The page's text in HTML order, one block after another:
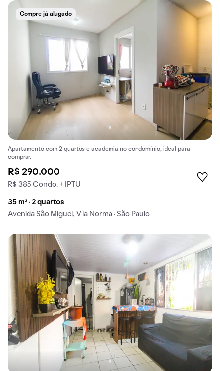
Compre já alugado
Apartamento com 2 quartos e academia no condomínio, ideal para
comprar.
R$ 290.000
R$ 385 Condo. + IPTU
35 m² · 2 quartos
Avenida São Miguel, Vila Norma · São Paulo